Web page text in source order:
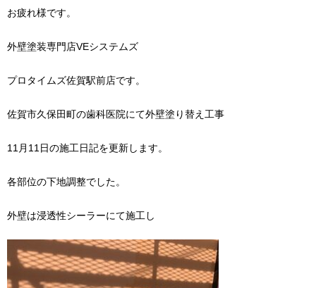
お疲れ様です。
外壁塗装専門店VEシステムズ
プロタイムズ佐賀駅前店です。
佐賀市久保田町の歯科医院にて外壁塗り替え工事
11月11日の施工日記を更新します。
各部位の下地調整でした。
外壁は浸透性シーラーにて施工し